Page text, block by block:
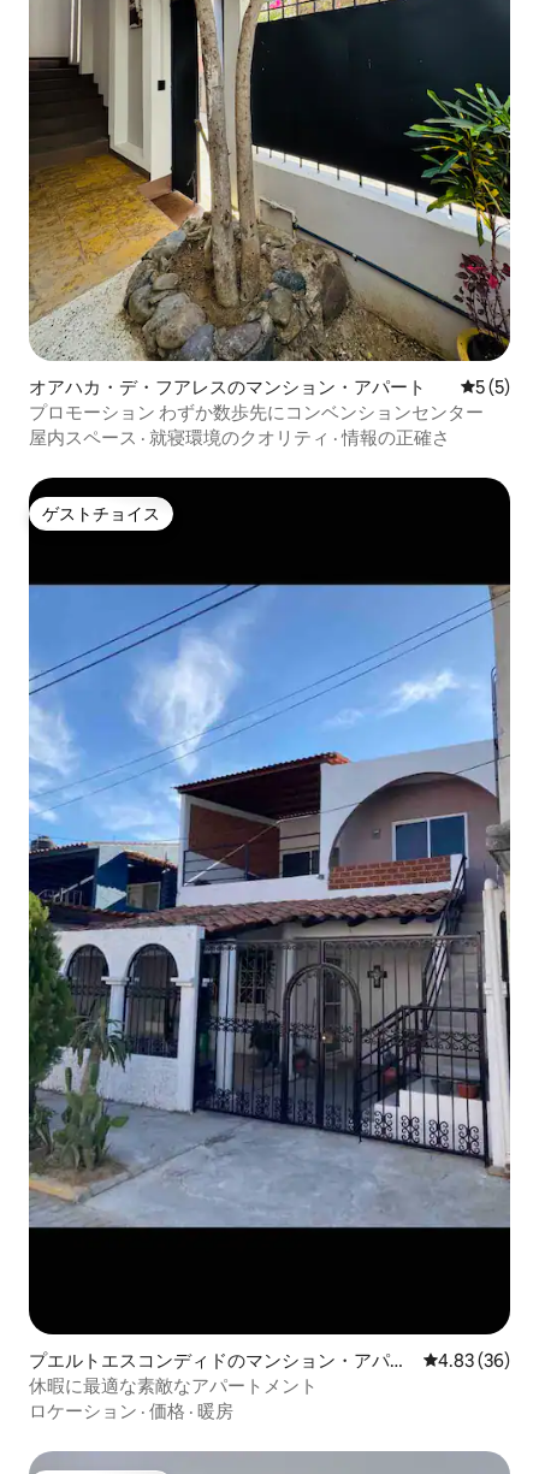
オアハカ・デ・フアレスのマンション・アパート レビュー
5 (5)
プロモーション わずか数歩先にコンベンションセンター
屋内スペース · 就寝環境のクオリティ ·情報の正確さ
ゲストチョイス
ゲストチョイス
プエルトエスコンディドのマンション・アパー
ト
レビュー36
4.83 (36)
休暇に最適な素敵なアパートメント
ロケーション · 価格 · 暖房